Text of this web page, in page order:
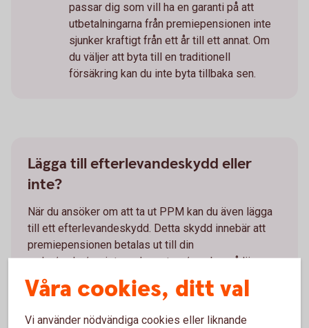
passar dig som vill ha en garanti på att
utbetalningarna från premiepensionen inte
sjunker kraftigt från ett år till ett annat. Om
du väljer att byta till en traditionell
försäkring kan du inte byta tillbaka sen.
Lägga till efterlevandeskydd eller
inte?
När du ansöker om att ta ut PPM kan du även lägga
till ett efterlevandeskydd. Detta skydd innebär att
premiepensionen betalas ut till din
make/maka/registrerade partner/sambo, så länge
de lever, om du skulle avlida först. Viktigt att tänka
på är att efterlevandeskyddet innebär en kostnad
Våra cookies, ditt val
Vi använder nödvändiga cookies eller liknande